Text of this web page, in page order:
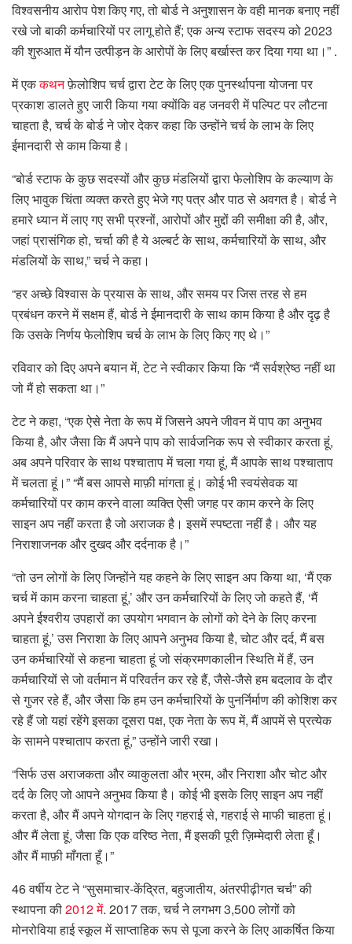
विश्वसनीय आरोप पेश किए गए, तो बोर्ड ने अनुशासन के वही मानक बनाए नहीं
रखे जो बाकी कर्मचारियों पर लागू होते हैं; एक अन्य स्टाफ सदस्य को 2023
की शुरुआत में यौन उत्पीड़न के आरोपों के लिए बर्खास्त कर दिया गया था।” .
में एककथनफ़ेलोशिप चर्च द्वारा टेट के लिए एक पुनर्स्थापना योजना पर
प्रकाश डालते हुए जारी किया गया क्योंकि वह जनवरी में पल्पिट पर लौटना
चाहता है, चर्च के बोर्ड ने जोर देकर कहा कि उन्होंने चर्च के लाभ के लिए
ईमानदारी से काम किया है।
“बोर्ड स्टाफ के कुछ सदस्यों और कुछ मंडलियों द्वारा फेलोशिप के कल्याण के
लिए भावुक चिंता व्यक्त करते हुए भेजे गए पत्र और पाठ से अवगत है। बोर्ड ने
हमारे ध्यान में लाए गए सभी प्रश्नों, आरोपों और मुद्दों की समीक्षा की है, और,
जहां प्रासंगिक हो, चर्चा की है ये अल्बर्ट के साथ, कर्मचारियों के साथ, और
मंडलियों के साथ,” चर्च ने कहा।
“हर अच्छे विश्वास के प्रयास के साथ, और समय पर जिस तरह से हम
प्रबंधन करने में सक्षम हैं, बोर्ड ने ईमानदारी के साथ काम किया है और दृढ़ है
कि उसके निर्णय फेलोशिप चर्च के लाभ के लिए किए गए थे।”
रविवार को दिए अपने बयान में, टेट ने स्वीकार किया कि “मैं सर्वश्रेष्ठ नहीं था
जो मैं हो सकता था।”
टेट ने कहा, “एक ऐसे नेता के रूप में जिसने अपने जीवन में पाप का अनुभव
किया है, और जैसा कि मैं अपने पाप को सार्वजनिक रूप से स्वीकार करता हूं,
अब अपने परिवार के साथ पश्चाताप में चला गया हूं, मैं आपके साथ पश्चाताप
में चलता हूं।” “मैं बस आपसे माफ़ी मांगता हूं। कोई भी स्वयंसेवक या
कर्मचारियों पर काम करने वाला व्यक्ति ऐसी जगह पर काम करने के लिए
साइन अप नहीं करता है जो अराजक है। इसमें स्पष्टता नहीं है। और यह
निराशाजनक और दुखद और दर्दनाक है।”
“तो उन लोगों के लिए जिन्होंने यह कहने के लिए साइन अप किया था, ‘मैं एक
चर्च में काम करना चाहता हूं,’ और उन कर्मचारियों के लिए जो कहते हैं, ‘मैं
अपने ईश्वरीय उपहारों का उपयोग भगवान के लोगों को देने के लिए करना
चाहता हूं,’ उस निराशा के लिए आपने अनुभव किया है, चोट और दर्द, मैं बस
उन कर्मचारियों से कहना चाहता हूं जो संक्रमणकालीन स्थिति में हैं, उन
कर्मचारियों से जो वर्तमान में परिवर्तन कर रहे हैं, जैसे-जैसे हम बदलाव के दौर
से गुजर रहे हैं, और जैसा कि हम उन कर्मचारियों के पुनर्निर्माण की कोशिश कर
रहे हैं जो यहां रहेंगे इसका दूसरा पक्ष, एक नेता के रूप में, मैं आपमें से प्रत्येक
के सामने पश्चाताप करता हूं,” उन्होंने जारी रखा।
“सिर्फ उस अराजकता और व्याकुलता और भ्रम, और निराशा और चोट और
दर्द के लिए जो आपने अनुभव किया है। कोई भी इसके लिए साइन अप नहीं
करता है, और मैं अपने योगदान के लिए गहराई से, गहराई से माफी चाहता हूं।
और मैं लेता हूं, जैसा कि एक वरिष्ठ नेता, मैं इसकी पूरी ज़िम्मेदारी लेता हूँ।
और मैं माफ़ी माँगता हूँ।”
46 वर्षीय टेट ने “सुसमाचार-केंद्रित, बहुजातीय, अंतरपीढ़ीगत चर्च” की
स्थापना की2012 में. 2017 तक, चर्च ने लगभग 3,500 लोगों को
मोनरोविया हाई स्कूल में साप्ताहिक रूप से पूजा करने के लिए आकर्षित किया